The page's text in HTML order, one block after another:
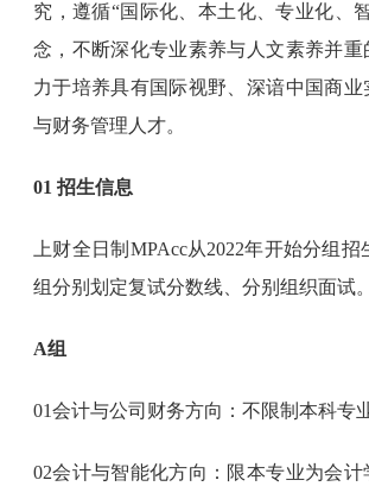
究，遵循“国际化、本土化、专业化、
念，不断深化专业素养与人文素养并重
力于培养具有国际视野、深谙中国商
与财务管理人才。
01 招生信息
上财全日制MPAcc从2022年开始分组
组分别划定复试分数线、分别组织面试。
A组
01会计与公司财务方向：不限制本科专
02会计与智能化方向：限本专业为会